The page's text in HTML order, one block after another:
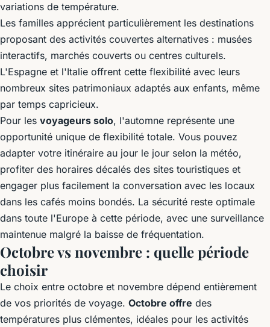
variations de température.
Les familles apprécient particulièrement les destinations
proposant des activités couvertes alternatives : musées
interactifs, marchés couverts ou centres culturels.
L'Espagne et l'Italie offrent cette flexibilité avec leurs
nombreux sites patrimoniaux adaptés aux enfants, même
par temps capricieux.
Pour les voyageurs solo, l'automne représente une
opportunité unique de flexibilité totale. Vous pouvez
adapter votre itinéraire au jour le jour selon la météo,
profiter des horaires décalés des sites touristiques et
engager plus facilement la conversation avec les locaux
dans les cafés moins bondés. La sécurité reste optimale
dans toute l'Europe à cette période, avec une surveillance
maintenue malgré la baisse de fréquentation.
Octobre vs novembre : quelle période
choisir
Le choix entre octobre et novembre dépend entièrement
de vos priorités de voyage. Octobre offre des
températures plus clémentes, idéales pour les activités